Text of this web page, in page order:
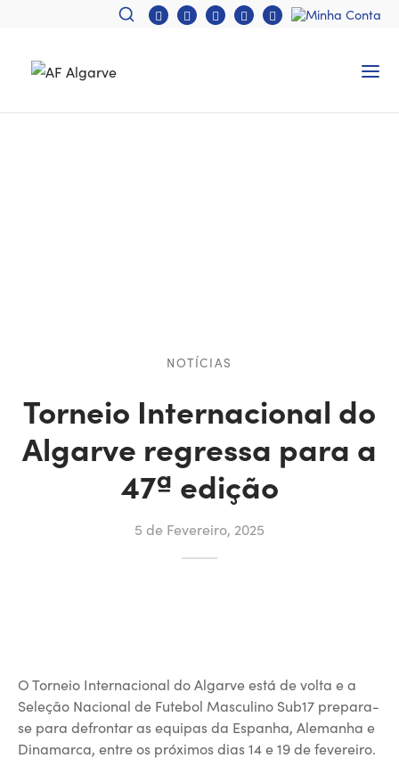
NOTÍCIAS
Torneio Internacional do
Algarve regressa para a
47ª edição
5 de Fevereiro, 2025
O Torneio Internacional do Algarve está de volta e a
Seleção Nacional de Futebol Masculino Sub17 prepara-
se para defrontar as equipas da Espanha, Alemanha e
Dinamarca, entre os próximos dias 14 e 19 de fevereiro.